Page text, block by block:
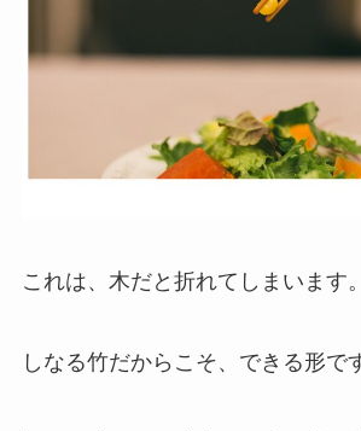
これは、木だと折れてしまいます。
しなる竹だからこそ、できる形で